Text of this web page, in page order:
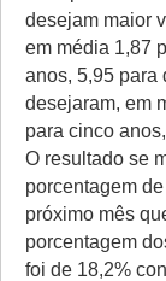
desejam maior
em média 1,87
anos, 5,95 para
desejaram, em
para cinco
O resultado se
porcentagem
próximo mês
porcentagem
foi de 18,2%